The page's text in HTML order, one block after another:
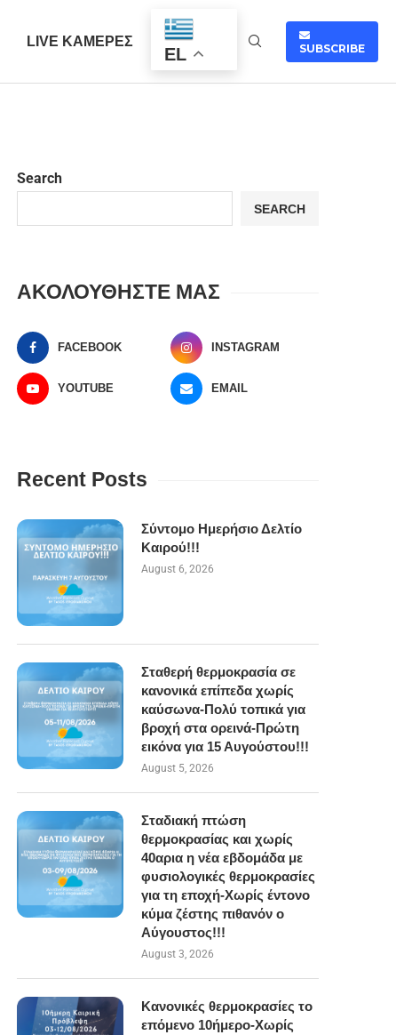
LIVE ΚΑΜΕΡΕΣ
EL SUBSCRIBE
Search
SEARCH
ΑΚΟΛΟΥΘΗΣΤΕ ΜΑΣ
FACEBOOK INSTAGRAM
YOUTUBE EMAIL
Recent Posts
Σύντομο Ημερήσιο Δελτίο
Καιρού!!!
August 6, 2026
Σταθερή θερμοκρασία σε
κανονικά επίπεδα χωρίς
καύσωνα-Πολύ τοπικά για
βροχή στα ορεινά-Πρώτη
εικόνα για 15 Αυγούστου!!!
August 5, 2026
Σταδιακή πτώση
θερμοκρασίας και χωρίς
40αρια η νέα εβδομάδα με
φυσιολογικές θερμοκρασίες
για τη εποχή-Χωρίς έντονο
κύμα ζέστης πιθανόν ο
Αύγουστος!!!
August 3, 2026
Κανονικές θερμοκρασίες το
επόμενο 10ήμερο-Χωρίς